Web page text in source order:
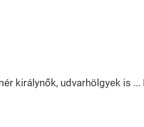
királynők, udvarhölgyek is ...